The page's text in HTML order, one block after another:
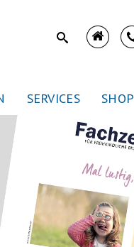
SERVICES SHOP